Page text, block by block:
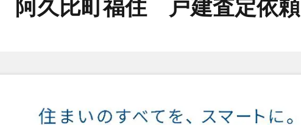
阿久比町福住 戸建査定依頼